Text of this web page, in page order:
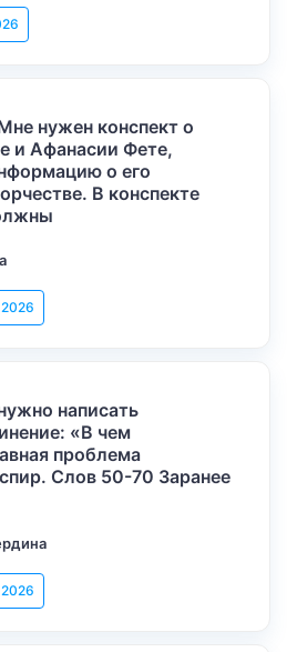
нужен конспект о
и Афанасии Фете,
о его
В конспекте
написать
«В чем
проблема
Слов 50-70 Заранее